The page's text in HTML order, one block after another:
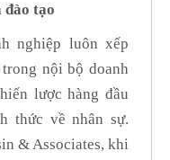
đào tạo
nghiệp luôn xếp
nội bộ doanh
lược hàng đầu
thức về nhân sự.
& Associates, khi